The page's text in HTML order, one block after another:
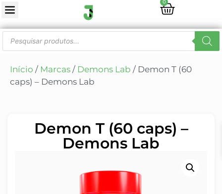
0
Início / Marcas / Demons Lab / Demon T (60
caps) – Demons Lab
Demon T (60 caps) –
Demons Lab